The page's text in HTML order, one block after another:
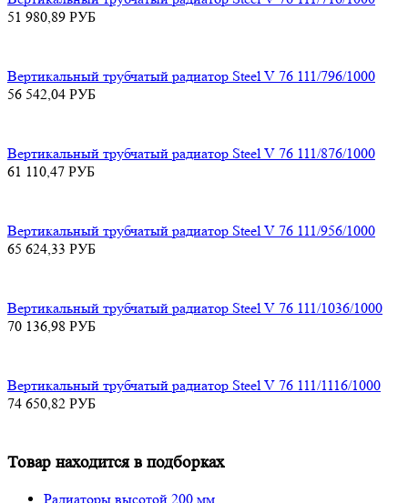
51 980,89 РУБ
Вертикальный трубчатый радиатор Steel V 76 111/796/1000
56 542,04 РУБ
Вертикальный трубчатый радиатор Steel V 76 111/876/1000
61 110,47 РУБ
Вертикальный трубчатый радиатор Steel V 76 111/956/1000
65 624,33 РУБ
Вертикальный трубчатый радиатор Steel V 76 111/1036/1000
70 136,98 РУБ
Вертикальный трубчатый радиатор Steel V 76 111/1116/1000
74 650,82 РУБ
Товар находится в подборках
Радиаторы высотой 200 мм